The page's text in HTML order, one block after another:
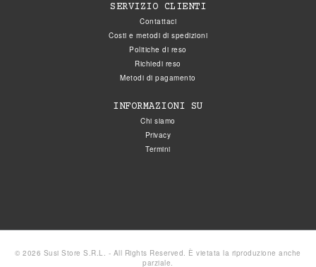
SERVIZIO CLIENTI
Contattaci
Costi e metodi di spedizioni
Politiche di reso
Richiedi reso
Metodi di pagamento
INFORMAZIONI SU
Chi siamo
Privacy
Termini
© 2026 Susi Store S.R.L. - All Rights Reserved. È vietata la riproduzione anche
parziale.